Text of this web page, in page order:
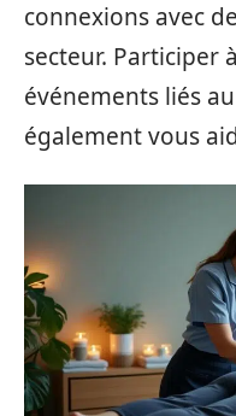
connexions avec
secteur. Participer
événements liés
également vous